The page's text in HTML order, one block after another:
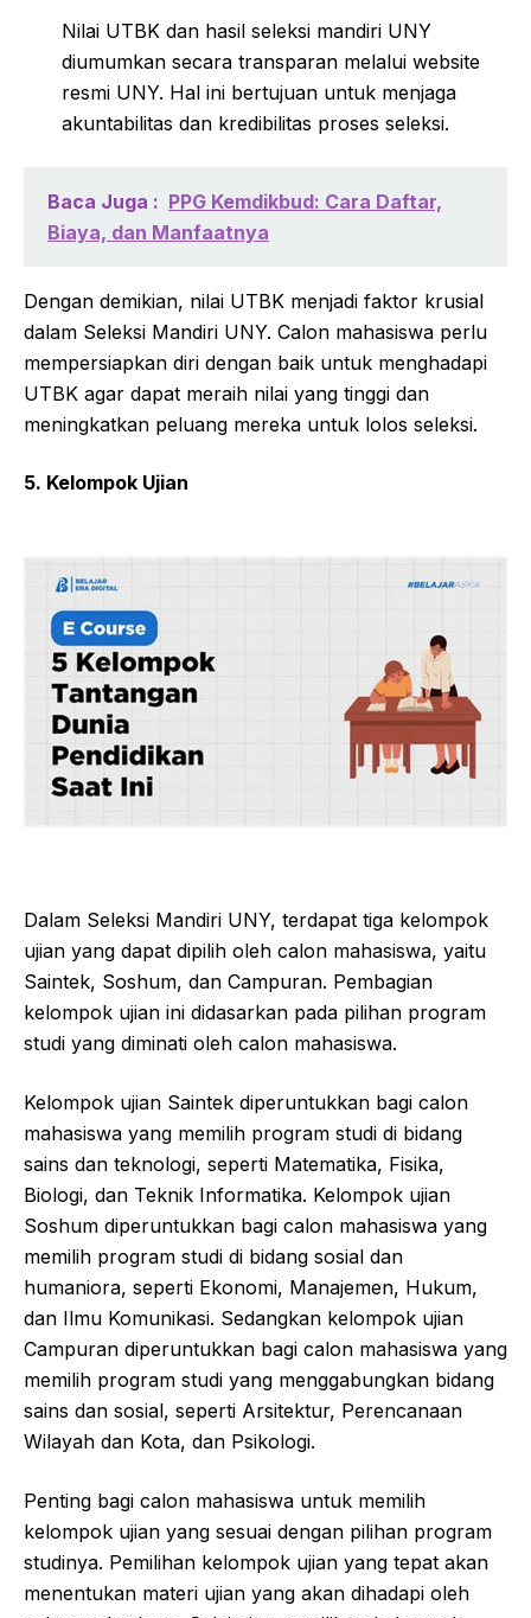
Nilai UTBK dan hasil seleksi mandiri UNY
diumumkan secara transparan melalui website
resmi UNY. Hal ini bertujuan untuk menjaga
akuntabilitas dan kredibilitas proses seleksi.
Baca Juga : PPG Kemdikbud: Cara Daftar,
Biaya, dan Manfaatnya
Dengan demikian, nilai UTBK menjadi faktor krusial
dalam Seleksi Mandiri UNY. Calon mahasiswa perlu
mempersiapkan diri dengan baik untuk menghadapi
UTBK agar dapat meraih nilai yang tinggi dan
meningkatkan peluang mereka untuk lolos seleksi.
5. Kelompok Ujian
Dalam Seleksi Mandiri UNY, terdapat tiga kelompok
ujian yang dapat dipilih oleh calon mahasiswa, yaitu
Saintek, Soshum, dan Campuran. Pembagian
kelompok ujian ini didasarkan pada pilihan program
studi yang diminati oleh calon mahasiswa.
Kelompok ujian Saintek diperuntukkan bagi calon
mahasiswa yang memilih program studi di bidang
sains dan teknologi, seperti Matematika, Fisika,
Biologi, dan Teknik Informatika. Kelompok ujian
Soshum diperuntukkan bagi calon mahasiswa yang
memilih program studi di bidang sosial dan
humaniora, seperti Ekonomi, Manajemen, Hukum,
dan Ilmu Komunikasi. Sedangkan kelompok ujian
Campuran diperuntukkan bagi calon mahasiswa yang
memilih program studi yang menggabungkan bidang
sains dan sosial, seperti Arsitektur, Perencanaan
Wilayah dan Kota, dan Psikologi.
Penting bagi calon mahasiswa untuk memilih
kelompok ujian yang sesuai dengan pilihan program
studinya. Pemilihan kelompok ujian yang tepat akan
menentukan materi ujian yang akan dihadapi oleh